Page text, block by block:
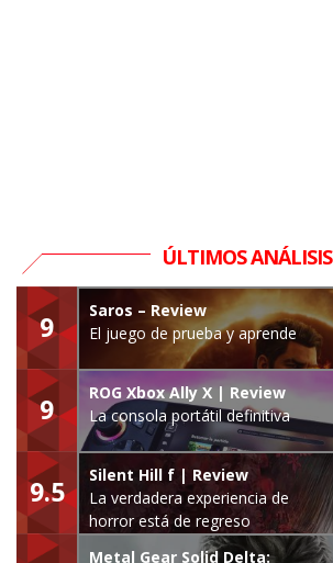
ÚLTIMOS ANÁLISIS
9
Saros – Review
El juego de prueba y aprende
9
ROG Xbox Ally X | Review
La consola portátil definitiva
9.5
Silent Hill f | Review
La verdadera experiencia de
horror está de regreso
Metal Gear Solid Delta: